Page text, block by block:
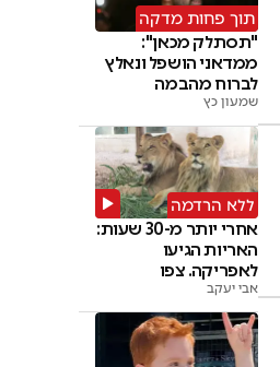
תוך פחות מדקה
"תסתלק מכאן":
ממדאני הושפל ונאלץ
לברוח מהבמה
שמעון כץ
ללא הרדמה
אחרי יותר מ-30 שעות:
האריות הגיעו
לאפריקה. צפו
אבי יעקב